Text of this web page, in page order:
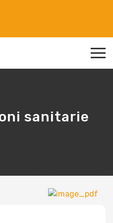
sanitarie